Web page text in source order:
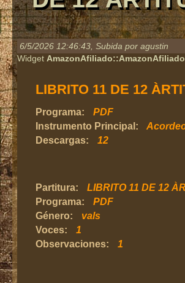
6/5/2026 12:46:43 , Subida por agustin
Widget AmazonAfiliado::AmazonAfiliado
LIBRITO 11 DE 12
Programa:
PDF
Instrumento Principal:
Descargas:
12
Partitura:
LIBRITO 11 DE 12
Programa:
PDF
Género:
vals
Voces:
1
Observaciones:
1